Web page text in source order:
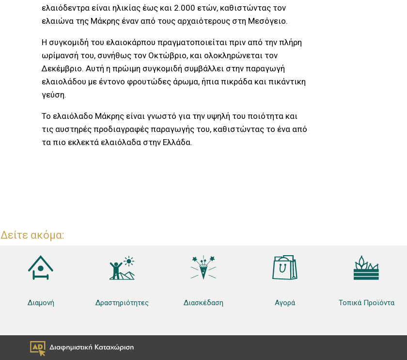
ελαιόδεντρα είναι ηλικίας έως και 2.000 ετών, καθιστώντας τον
ελαιώνα της Μάκρης έναν από τους αρχαιότερους στη Μεσόγειο.
Η συγκομιδή του ελαιοκάρπου πραγματοποιείται πριν από την πλήρη
ωρίμανσή του, συνήθως τον Οκτώβριο, και ολοκληρώνεται τον
Δεκέμβριο. Αυτή η πρώιμη συγκομιδή συμβάλλει στην παραγωγή
ελαιολάδου με έντονο φρουτώδες άρωμα, ήπια πικράδα και πικάντικη
γεύση.
Το ελαιόλαδο Μάκρης είναι γνωστό για την υψηλή του ποιότητα και
τις αυστηρές προδιαγραφές παραγωγής του, καθιστώντας το ένα από
τα πιο εκλεκτά ελαιόλαδα στην Ελλάδα.
Δείτε ακόμα:
Διαμονή Δραστηριότητες Διασκέδαση Αγορά Τοπικά Προϊόντα